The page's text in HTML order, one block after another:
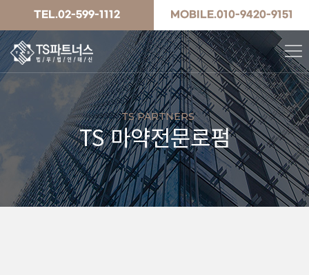
TEL.02-599-1112 MOBILE.010-9420-9151
TS PARTNERS
TS 마약전문로펌